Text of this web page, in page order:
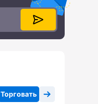
Торговать